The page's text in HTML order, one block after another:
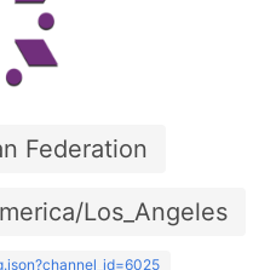
Federation
Los_Angeles